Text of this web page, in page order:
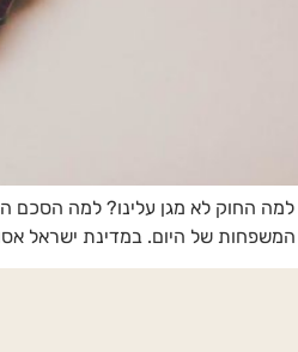
למה החוק לא מגן עלינו? למה
של היום. במדינת ישראל